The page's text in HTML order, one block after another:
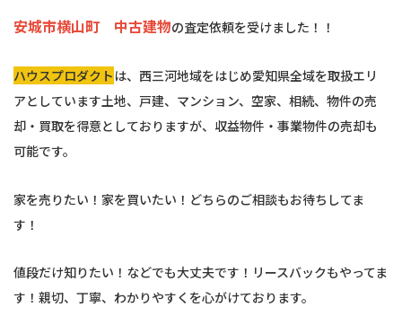
安城市横山町 中古建物の査定依頼を受けました！！
ハウスプロダクトは、西三河地域をはじめ愛知県全域を取扱エリ
アとしています土地、戸建、マンション、空家、相続、物件の売
却・買取を得意としておりますが、収益物件・事業物件の売却も
可能です。
家を売りたい！家を買いたい！どちらのご相談もお待ちしてま
す！
値段だけ知りたい！などでも大丈夫です！リースバックもやってま
す！親切、丁寧、わかりやすくを心がけております。